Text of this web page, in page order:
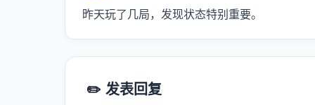
昨天玩了几局，发现状态特别重要。
✏️ 发表回复